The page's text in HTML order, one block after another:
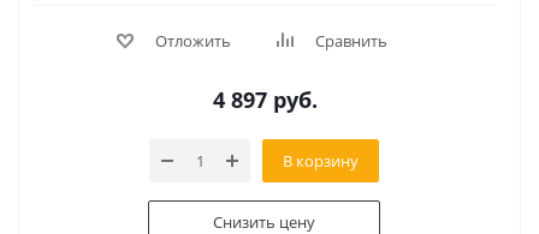
Отложить Сравнить
4 897 руб.
В корзину
Снизить цену